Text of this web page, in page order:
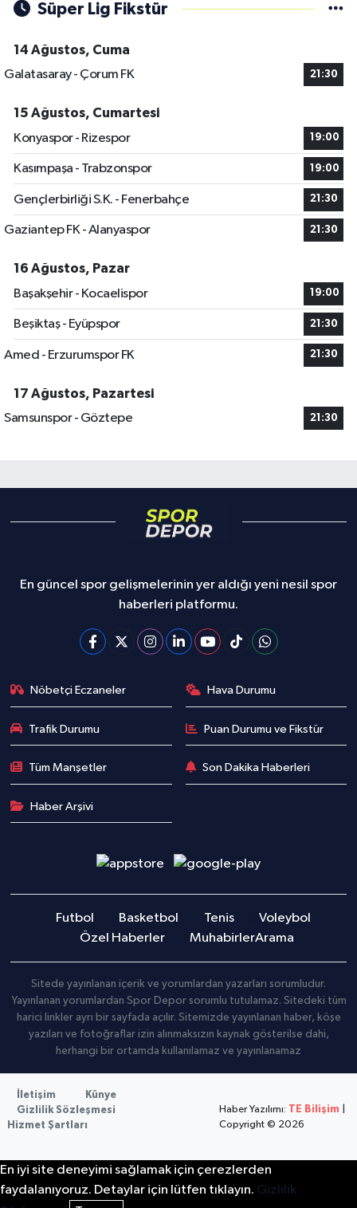
Süper Lig Fikstür
14 Ağustos, Cuma
Galatasaray - Çorum FK
21:30
15 Ağustos, Cumartesi
Konyaspor - Rizespor
19:00
Kasımpaşa - Trabzonspor 19:00
Gençlerbirliği S.K. - Fenerbahçe 21:30
Gaziantep FK - Alanyaspor 21:30
16 Ağustos, Pazar
Başakşehir - Kocaelispor
19:00
Beşiktaş - Eyüpspor 21:30
Amed - Erzurumspor FK 21:30
17 Ağustos, Pazartesi
Samsunspor - Göztepe
21:30
En güncel spor gelişmelerinin yer aldığı yeni nesil spor
haberleri platformu.
Nöbetçi Eczaneler Hava Durumu
Trafik Durumu Puan Durumu ve Fikstür
Tüm Manşetler Son Dakika Haberleri
Haber Arşivi
Futbol Basketbol Tenis
Voleybol
Özel Haberler
MuhabirlerArama
Sitede yayınlanan içerik ve yorumlardan yazarları sorumludur.
Yayınlanan yorumlardan Spor Depor sorumlu tutulamaz. Sitedeki tüm
harici linkler ayrı bir sayfada açılır. Sitemizde yayınlanan haber, köşe
yazıları ve fotoğraflar izin alınmaksızın kaynak gösterilse dahi,
herhangi bir ortamda kullanılamaz ve yayınlanamaz
İletişim
Künye
Gizlilik Sözleşmesi
Hizmet Şartları
Haber Yazılımı: TE Bilişim
Copyright © 2026
En iyi site deneyimi sağlamak için çerezlerden
faydalanıyoruz. Detaylar için lütfen tıklayın. Gizlilik